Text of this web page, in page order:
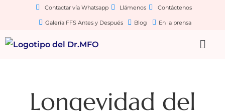
Contactar vía Whatsapp Llámenos Contáctenos
Galería FFS Antes y Después Blog En la prensa
Longevidad del